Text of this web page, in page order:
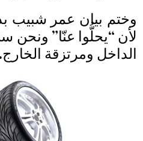
وختم بيان عمر شبيب
لأن “يحلُّوا عنّا” ونحن
الداخل ومرتزقة الخارج.